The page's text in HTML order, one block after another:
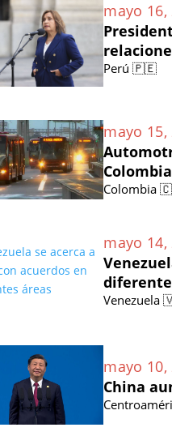
mayo 16,
Perú 🇵🇪
mayo 15,
Colombia
Colombia
mayo 14,
Venezuela
mayo 10,
China